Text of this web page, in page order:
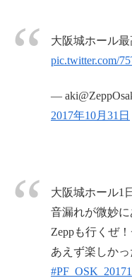
大阪城ホール最
pic.twitter.com/
—
2017年10月31日
大阪城ホール1
音漏れが微妙
Zeppも行くぜ
あえず楽しかっ